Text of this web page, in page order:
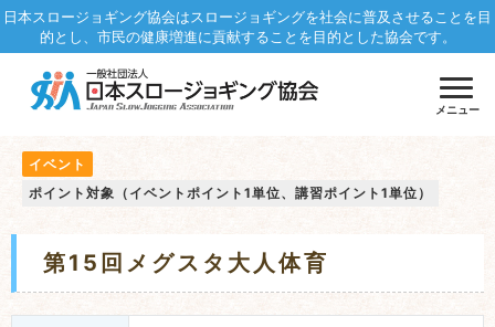
日本スロージョギング協会はスロージョギングを社会に普及させることを目
的とし、市民の健康増進に貢献することを目的とした協会です。
メニュー
イベント
ポイント対象（イベントポイント1単位、講習ポイント1単位）
第15回メグスタ大人体育